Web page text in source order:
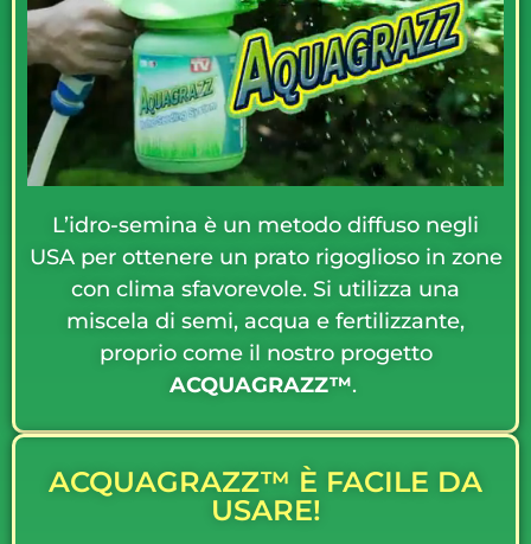
L’idro-semina è un metodo diffuso negli
USA per ottenere un prato rigoglioso in zone
con clima sfavorevole. Si utilizza una
miscela di semi, acqua e fertilizzante,
proprio come il nostro progetto
ACQUAGRAZZ™.
ACQUAGRAZZ™ È FACILE DA
USARE!